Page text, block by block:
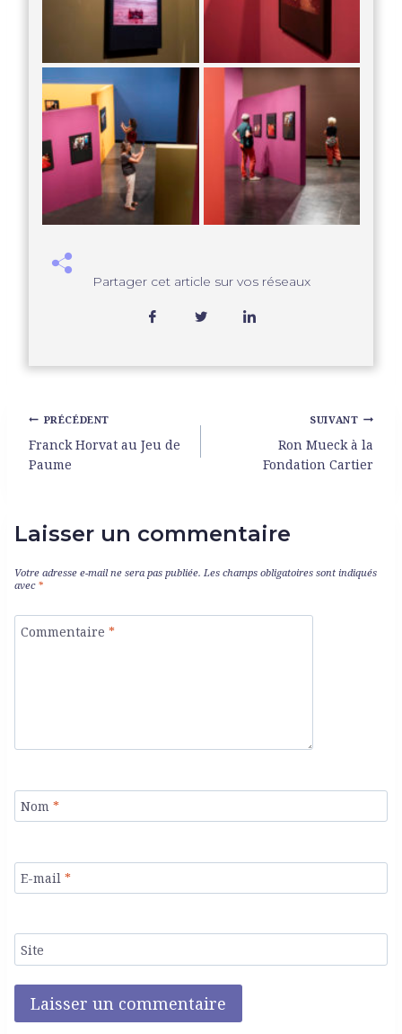
Partager cet article sur vos réseaux
PRÉCÉDENT
Franck Horvat au Jeu de
Paume
SUIVANT
Ron Mueck à la
Fondation Cartier
Laisser un commentaire
Votre adresse e-mail ne sera pas publiée. Les champs obligatoires sont indiqués
avec *
Commentaire *
Nom *
E-mail *
Site